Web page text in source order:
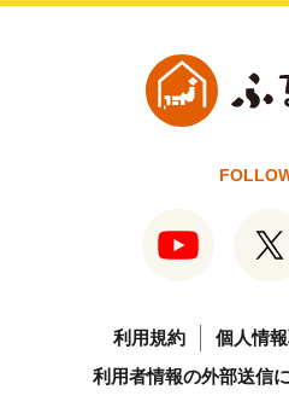
利用規約
個人情
利用者情報の外部送信